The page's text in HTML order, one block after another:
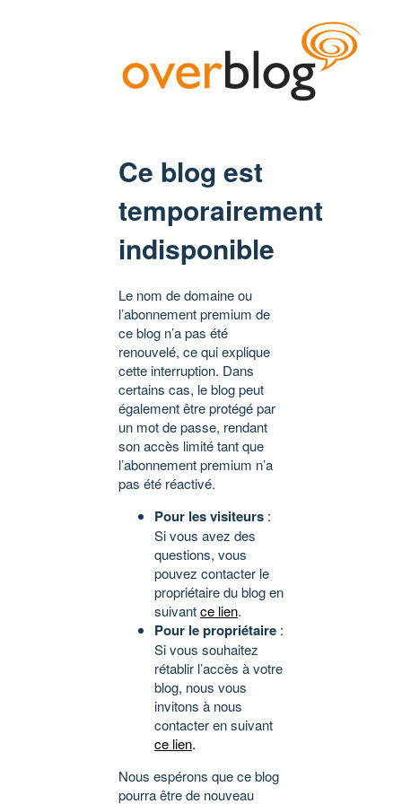
Ce blog est
temporairement
indisponible
Le nom de domaine ou
l’abonnement premium de
ce blog n’a pas été
renouvelé, ce qui explique
cette interruption. Dans
certains cas, le blog peut
également être protégé par
un mot de passe, rendant
son accès limité tant que
l’abonnement premium n’a
pas été réactivé.
Pour les visiteurs :
Si vous avez des
questions, vous
pouvez contacter le
propriétaire du blog en
suivantce lien.
Pour le propriétaire :
Si vous souhaitez
rétablir l’accès à votre
blog, nous vous
invitons à nous
contacter en suivant
ce lien.
Nous espérons que ce blog
pourra être de nouveau